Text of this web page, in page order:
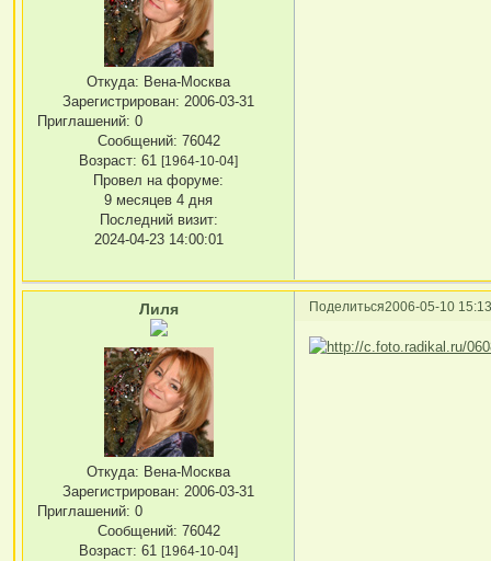
Откуда: Вена-Москва
Зарегистрирован: 2006-03-31
Приглашений: 0
Сообщений: 76042
Возраст: 61[1964-10-04]
Провел на форуме:
9 месяцев 4 дня
Последний визит:
2024-04-23 14:00:01
Поделиться2006-05-10
Лиля
Откуда: Вена-Москва
Зарегистрирован: 2006-03-31
Приглашений: 0
Сообщений: 76042
Возраст: 61[1964-10-04]